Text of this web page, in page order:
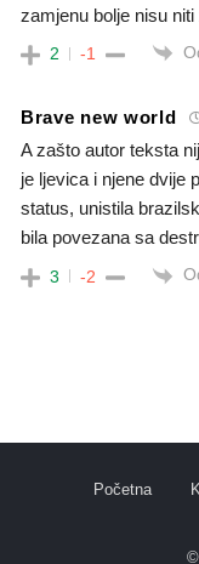
zamjenu bolje nisu niti
2 -1
Brave new world
A zašto autor teksta
je ljevica i njene dvije
status, unistila
bila povezana sa
3 -2
Početna
©